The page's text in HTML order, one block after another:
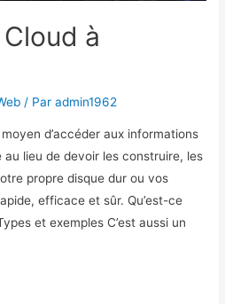
Cloud à
/ Paradmin1962
d’accéder aux informations
lieu de devoir les construire, les
propre disque dur ou vos
efficace et sûr. Qu’est-ce
et exemples C’est aussi un